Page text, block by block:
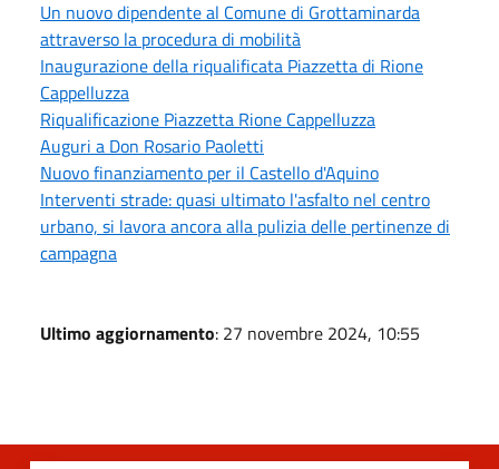
Un nuovo dipendente al Comune di Grottaminarda
attraverso la procedura di mobilità
Inaugurazione della riqualificata Piazzetta di Rione
Cappelluzza
Riqualificazione Piazzetta Rione Cappelluzza
Auguri a Don Rosario Paoletti
Nuovo finanziamento per il Castello d'Aquino
Interventi strade: quasi ultimato l'asfalto nel centro
urbano, si lavora ancora alla pulizia delle pertinenze di
campagna
Ultimo aggiornamento: 27 novembre 2024, 10:55